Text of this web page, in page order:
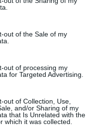
out of the Sale of my
out of processing my
for Targeted Advertising.
out of Collection, Use,
and/or Sharing of my
that Is Unrelated with the
which it was collected.